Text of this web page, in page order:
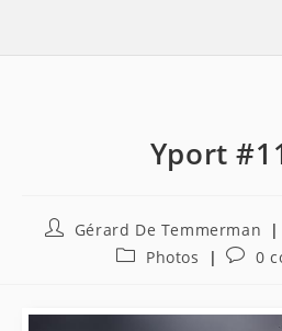
Yport
Auteur/autrice
Gérard De Temmerman
PostPhotos 0